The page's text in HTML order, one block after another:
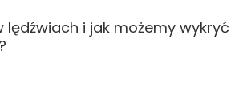
lędźwiach i jak możemy wykryć